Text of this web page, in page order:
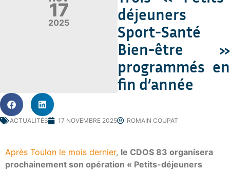
17
2025
déjeuners
Sport-Santé
Bien-être »
programmés en
fin d’année
ACTUALITÉS 17 NOVEMBRE 2025 ROMAIN COUPAT
Après Toulon le mois dernier, le CDOS 83 organisera
prochainement son opération « Petits-déjeuners